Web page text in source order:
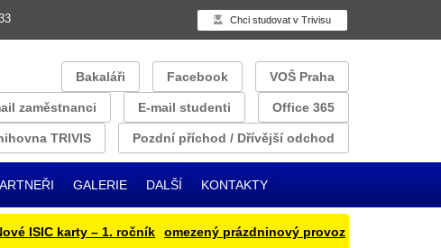
Chci studovat v Trivisu
Bakaláři Facebook VOŠ Praha
zaměstnanci E-mail studenti Office 365
TRIVIS Pozdní příchod / Dřívější odchod
GALERIE DALŠÍ KONTAKTY
ISIC karty – 1. ročník omezený prázdninový provoz Přihlašování